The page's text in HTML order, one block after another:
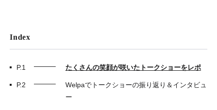
Index
P.1 たくさんの笑顔が咲いたトークショーをレポ
P.2
Welpaでトークショーの振り返り＆インタビュ
ー